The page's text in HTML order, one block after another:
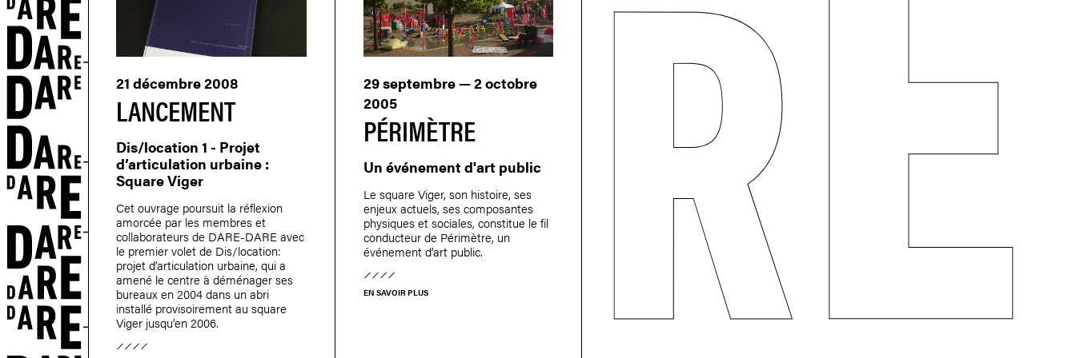
LANCEMENT
21 décembre 2008
Dis/location 1 - Projet
d’articulation urbaine :
Square Viger
Cet ouvrage poursuit la réflexion
amorcée par les membres et
collaborateurs de DARE-DARE avec
le premier volet de Dis/location:
projet d’articulation urbaine, qui a
amené le centre à déménager ses
bureaux en 2004 dans un abri
installé provisoirement au square
Viger jusqu’en 2006.
PÉRIMÈTRE
29 septembre — 2 octobre
2005
Un événement d'art public
Le square Viger, son histoire, ses
enjeux actuels, ses composantes
physiques et sociales, constitue le fil
conducteur de Périmètre, un
événement d’art public.
EN SAVOIR PLUS